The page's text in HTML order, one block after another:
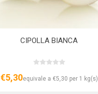
CIPOLLA BIANCA
€5,30equivale a €5,30 per 1 kg(s)